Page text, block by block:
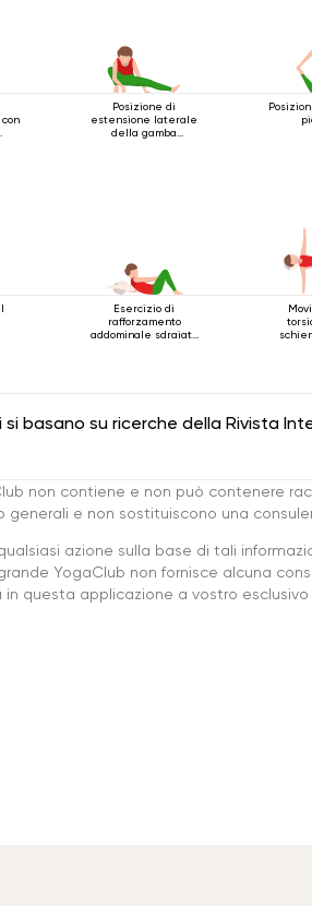
Posizione di
estensione laterale
della gamba
Esercizio di
rafforzamento
addominale sdraiato
basano su ricerche della Rivista
non contiene e non può contenere
generali e non sostituiscono una
azione sulla base di tali
YogaClub non fornisce alcuna
questa applicazione a vostro esclusivo